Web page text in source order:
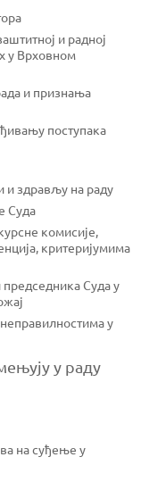
и радној
у Врховном
и признања
поступака
и здрављу на раду
Суда
комисије,
критеријумима
Суда у
у
у раду
на суђење у